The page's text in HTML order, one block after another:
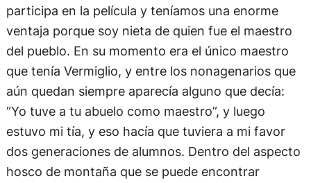
participa en la película y teníamos una enorme
ventaja porque soy nieta de quien fue el maestro
del pueblo. En su momento era el único maestro
que tenía Vermiglio, y entre los nonagenarios que
aún quedan siempre aparecía alguno que decía:
“Yo tuve a tu abuelo como maestro”, y luego
estuvo mi tía, y eso hacía que tuviera a mi favor
dos generaciones de alumnos. Dentro del aspecto
hosco de montaña que se puede encontrar